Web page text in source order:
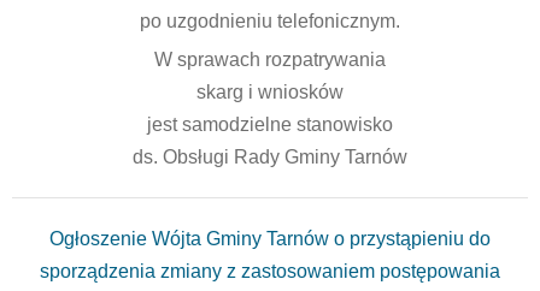
po uzgodnieniu telefonicznym.
W sprawach rozpatrywania
skarg i wniosków
jest samodzielne stanowisko
ds. Obsługi Rady Gminy Tarnów
Ogłoszenie Wójta Gminy Tarnów o przystąpieniu do
sporządzenia zmiany z zastosowaniem postępowania